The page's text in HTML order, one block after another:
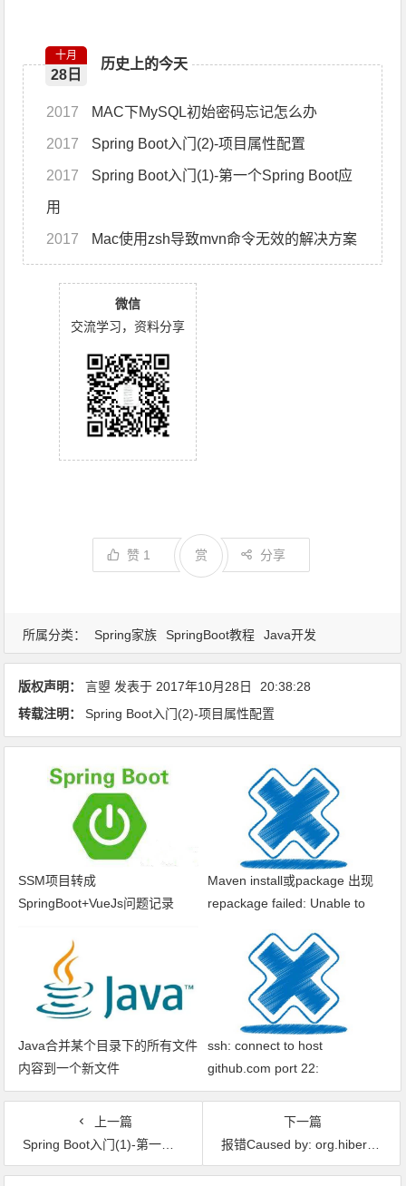
历史上的今天
十月
28日
2017 MAC下MySQL初始密码忘记怎么办
2017 Spring Boot入门(2)-项目属性配置
2017
用
2017 Mac使用zsh导致mvn命令无效的解决方案
微信
交流学习，资料分享
赞 1 分享
赏
所属分类： Spring家族 SpringBoot教程 Java开发
版权声明： 言曌 发表于 2017年10月28日
20:38:28
转载注明：
Spring Boot入门(2)-项目属性配置
SSM项目转成
SpringBoot+VueJs问题记录
Maven install或package 出现
repackage failed: Unable to
Java合并某个目录下的所有文件
内容到一个新文件
ssh: connect to host
github.com port 22:
Connection timed out fatal: xxx
上一篇
Spring Boot入门(1)-第一个Spring Boot应用
下一篇
报错Caused by: org.hibernate.AnnotationException: No identifier specified for entity: com.liuyanzhao.blog.User